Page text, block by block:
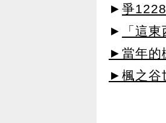
► 爭
►
「這
►當年的
►楓之谷